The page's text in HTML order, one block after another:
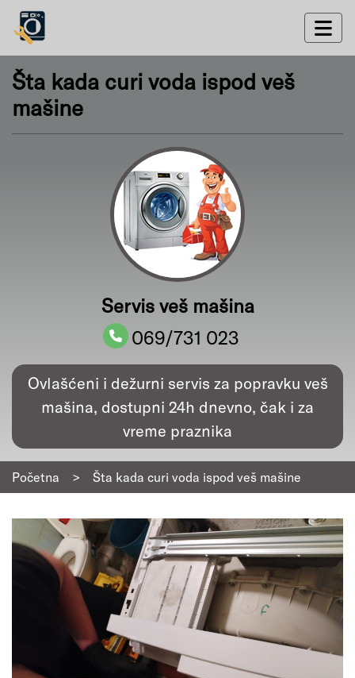
Šta kada curi voda ispod veš
mašine
Servis veš mašina
069/731 023
Ovlašćeni i dežurni servis za popravku veš
mašina, dostupni 24h dnevno, čak i za
vreme praznika
Početna > Šta kada curi voda ispod veš mašine